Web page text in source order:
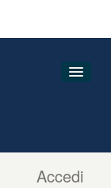
Accedi